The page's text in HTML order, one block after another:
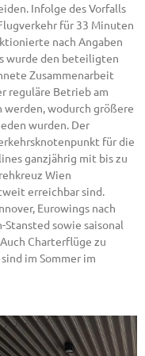
Infolge des Vorfalls
für 33 Minuten
nach Angaben
wurde den beteiligten
Zusammenarbeit
reguläre Betrieb am
wodurch größere
wurden. Der
für die
ganzjährig mit bis zu
Wien
erreichbar sind.
Eurowings nach
Stansted sowie saisonal
Charterflüge zu
im Sommer im